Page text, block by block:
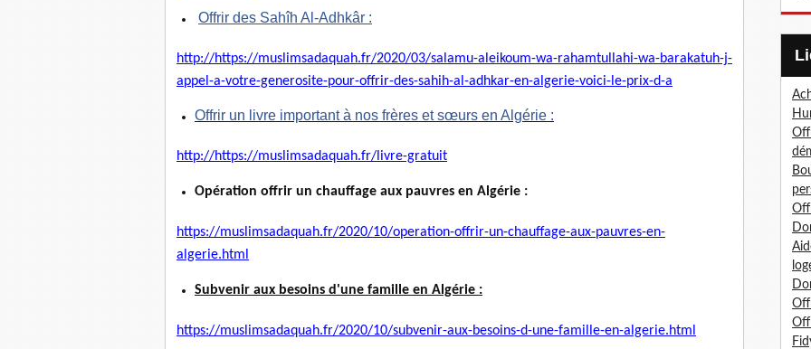
Offrir des Sahîh Al-Adhkâr :
http://https://muslimsadaquah.fr/2020/03/salamu-aleikoum-wa-rahamtullahi-wa-barakatuh-j-
appel-a-votre-generosite-pour-offrir-des-sahih-al-adhkar-en-algerie-voici-le-prix-d-a
Offrir un livre important à nos frères et sœurs en Algérie :
http://https://muslimsadaquah.fr/livre-gratuit
Opération offrir un chauffage aux pauvres en Algérie :
https://muslimsadaquah.fr/2020/10/operation-offrir-un-chauffage-aux-pauvres-en-
algerie.html
Subvenir aux besoins d'une famille en Algérie :
https://muslimsadaquah.fr/2020/10/subvenir-aux-besoins-d-une-famille-en-algerie.html